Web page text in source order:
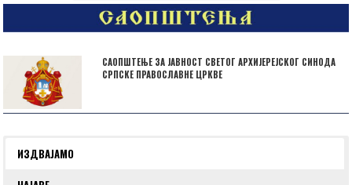
САОПШТЕЊЕ ЗА ЈАВНОСТ СВЕТОГ АРХИЈЕРЕЈСКОГ СИНОДА
СРПСКЕ ПРАВОСЛАВНЕ ЦРКВЕ
ИЗДВАЈАМО